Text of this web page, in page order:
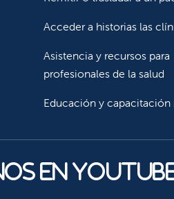
Acceder a historias las
Asistencia y recursos para
profesionales de la salud
Educación y capacitación
en